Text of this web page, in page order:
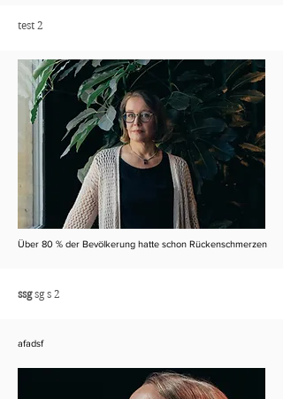
test 2
Über 80 % der Bevölkerung hatte schon Rückenschmerzen
ssgsg s 2
afadsf